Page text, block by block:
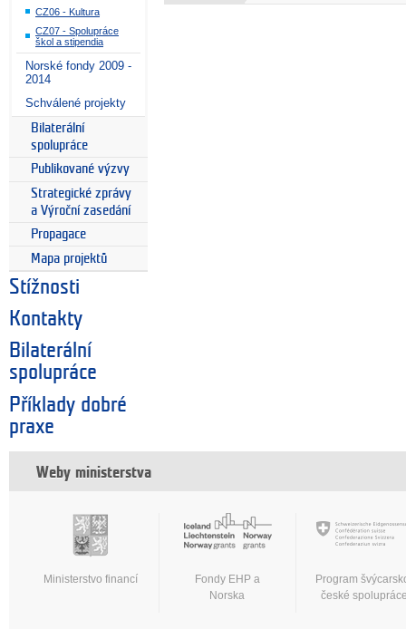
CZ06 - Kultura
CZ07 - Spolupráce
škol a stipendia
Norské fondy 2009 -
2014
Schválené projekty
Bilaterální
spolupráce
Publikované výzvy
Strategické zprávy
a Výroční zasedání
Propagace
Mapa projektů
Stížnosti
Kontakty
Bilaterální
spolupráce
Příklady dobré
praxe
Weby ministerstva
Ministerstvo financí
Fondy EHP a
Norska
Program
české